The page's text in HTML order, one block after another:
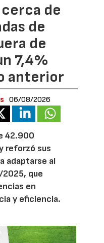
de
de
de
7,4%
anterior
06/08/2026
42.900
reforzó sus
adaptarse al
2025, que
en
y eficiencia.